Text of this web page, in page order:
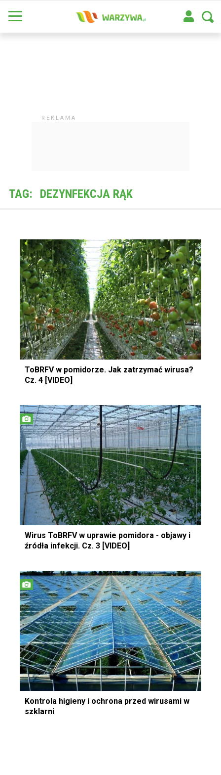
TAG: DEZYNFEKCJA RĄK
ToBRFV w pomidorze. Jak zatrzymać wirusa?
Cz. 4 [VIDEO]
Wirus ToBRFV w uprawie pomidora - objawy i
źródła infekcji. Cz. 3 [VIDEO]
Kontrola higieny i ochrona przed wirusami w
szklarni